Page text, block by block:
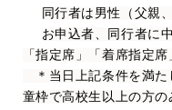
同行者は男性（父親
お申込者、同行者に
「指定席」「着席指定
＊当日上記条件を満た
童枠で高校生以上の方の